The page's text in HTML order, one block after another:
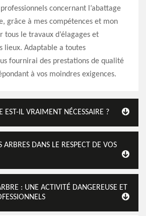
concernant l’abattage
grâce à mes compétences et mon
tous le travaux d’élagages et
lieux. Adaptable a toutes
fournirai des prestations de qualité
à vos moindres exigences.
EST-IL VRAIMENT NÉCESSAIRE ?
ARBRES DANS LE RESPECT DE VOS
: UNE ACTIVITÉ DANGEREUSE ET